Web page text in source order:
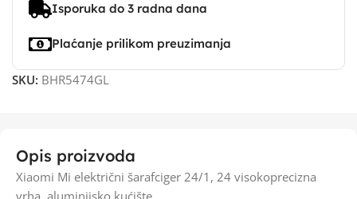
Isporuka do 3 radna dana
Plaćanje prilikom preuzimanja
SKU: BHR5474GL
Opis proizvoda
Xiaomi Mi električni šarafciger 24/1, 24 visokoprecizna
vrha, aluminijsko kućište